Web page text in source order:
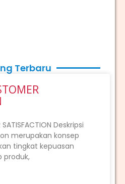
Terbaru
SATISFACTION Deskripsi
merupakan konsep
tingkat kepuasan
produk,